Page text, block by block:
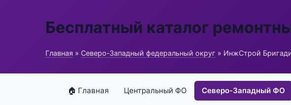
Бесплатный каталог
Главная » Северо-Западный федеральный округ » ИнжСтрой
🏠 Главная Центральный ФО Северо-Западный ФО